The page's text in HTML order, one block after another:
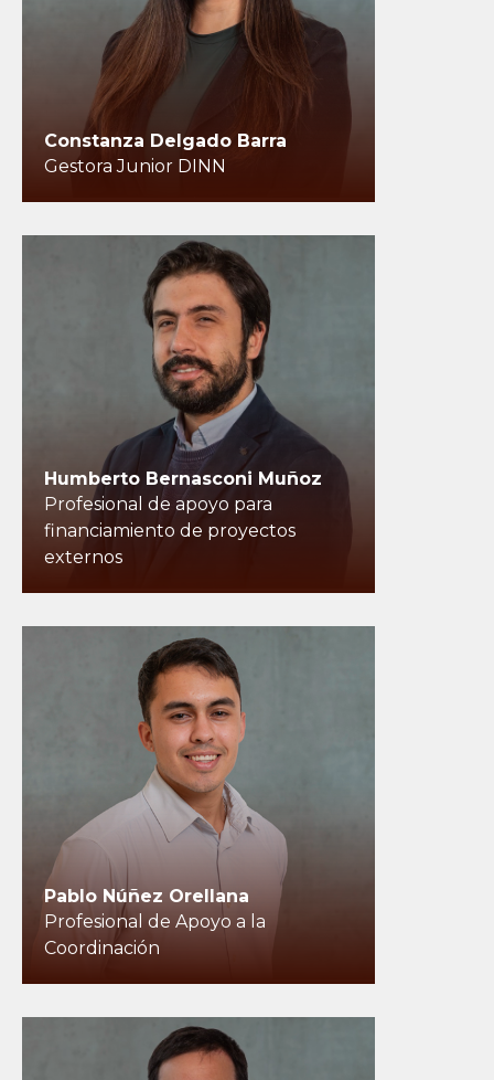
Constanza Delgado Barra
Gestora Junior DINN
Humberto Bernasconi Muñoz
Profesional de apoyo para
financiamiento de proyectos
externos
Pablo Núñez Orellana
Profesional de Apoyo a la
Coordinación